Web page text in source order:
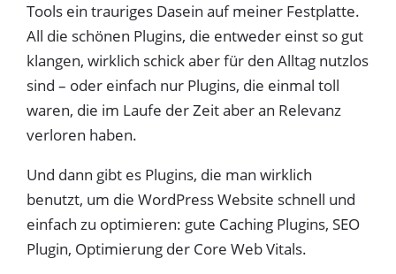
Tools ein trauriges Dasein auf meiner Festplatte.
All die schönen Plugins, die entweder einst so gut
klangen, wirklich schick aber für den Alltag nutzlos
sind – oder einfach nur Plugins, die einmal toll
waren, die im Laufe der Zeit aber an Relevanz
verloren haben.
Und dann gibt es Plugins, die man wirklich
benutzt, um die WordPress Website schnell und
einfach zu optimieren: gute Caching Plugins, SEO
Plugin, Optimierung der Core Web Vitals.